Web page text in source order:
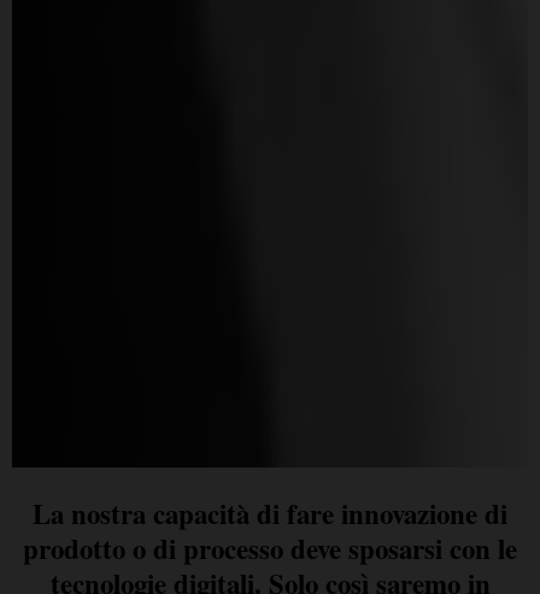
La nostra capacità di fare innovazione di
prodotto o di processo deve sposarsi con le
tecnologie digitali. Solo così saremo in